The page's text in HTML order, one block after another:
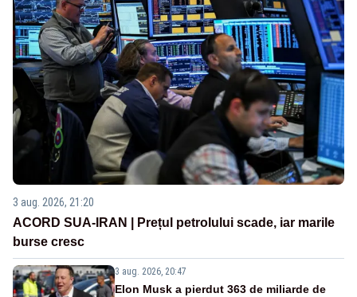
3 aug. 2026, 21:20
ACORD SUA-IRAN | Prețul petrolului scade, iar marile
burse cresc
3 aug. 2026, 20:47
Elon Musk a pierdut 363 de miliarde de